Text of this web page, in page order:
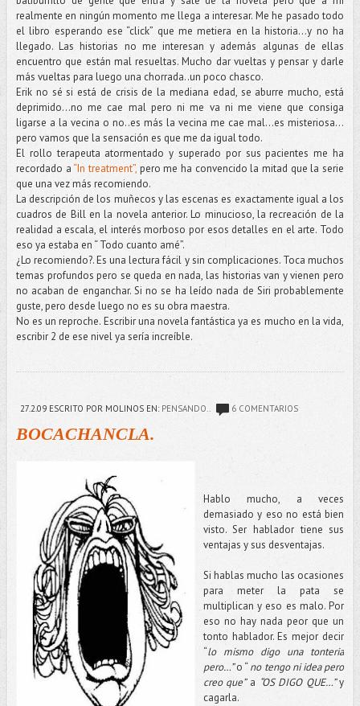
realmente en ningún momento me llega a interesar. Me he pasado todo
el libro esperando ese “click” que me metiera en la historia…y no ha
llegado. Las historias no me interesan y además algunas de ellas
encuentro que están mal resueltas. Mucho dar vueltas y pensar y darle
más vueltas para luego una chorrada..un poco chasco.
Erik no sé si está de crisis de la mediana edad, se aburre mucho, está
deprimido…no me cae mal pero ni me va ni me viene que consiga
ligarse a la vecina o no..es más la vecina me cae mal…es misteriosa…
pero vamos que la sensación es que me da igual todo.
El rollo terapeuta atormentado y superado por sus pacientes me ha
recordado a “In treatment”, pero me ha convencido la mitad que la serie
que una vez más recomiendo.
La descripción de los muñecos y las escenas es exactamente igual a los
cuadros de Bill en la novela anterior. Lo minucioso, la recreación de la
realidad a escala, el interés morboso por esos detalles en el arte. Todo
eso ya estaba en “ Todo cuanto amé”.
¿Lo recomiendo?. Es una lectura fácil y sin complicaciones. Toca muchos
temas profundos pero se queda en nada, las historias van y vienen pero
no acaban de enganchar. Si no se ha leído nada de Siri probablemente
guste, pero desde luego no es su obra maestra.
No es un reproche. Escribir una novela fantástica ya es mucho en la vida,
escribir 2 de ese nivel ya sería increíble.
27.2.09ESCRITO POR MOLINOS EN: PENSANDO.. 6 COMENTARIOS
BOCACHANCLA.
Hablo mucho, a veces
demasiado y eso no está bien
visto. Ser hablador tiene sus
ventajas y sus desventajas.
Si hablas mucho las ocasiones
para meter la pata se
multiplican y eso es malo. Por
eso no hay nada peor que un
tonto hablador. Es mejor decir
“lo mismo digo una tonteria
pero…”o “no tengo ni idea pero
creo que”a “OS DIGO QUE…”y
cagarla.